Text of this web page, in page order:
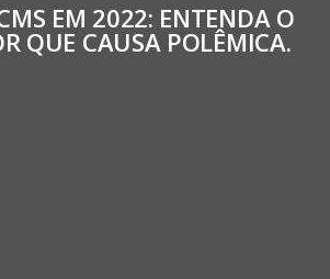
EM 2022: ENTENDA O
QUE CAUSA POLÊMICA.